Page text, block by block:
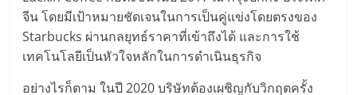
รน
ไชส์
จีน โดยมีเป้าหมายชัดเจนในการเป็นคู่แข่งโดยตรงของ
Starbucks ผ่านกลยุทธ์ราคาที่เข้าถึงได้ และการใช้
เทคโนโลยีเป็นหัวใจหลักในการดำเนินธุรกิจ
อย่างไรก็ตาม ในปี 2020 บริษัทต้องเผชิญกับวิกฤตครั้ง